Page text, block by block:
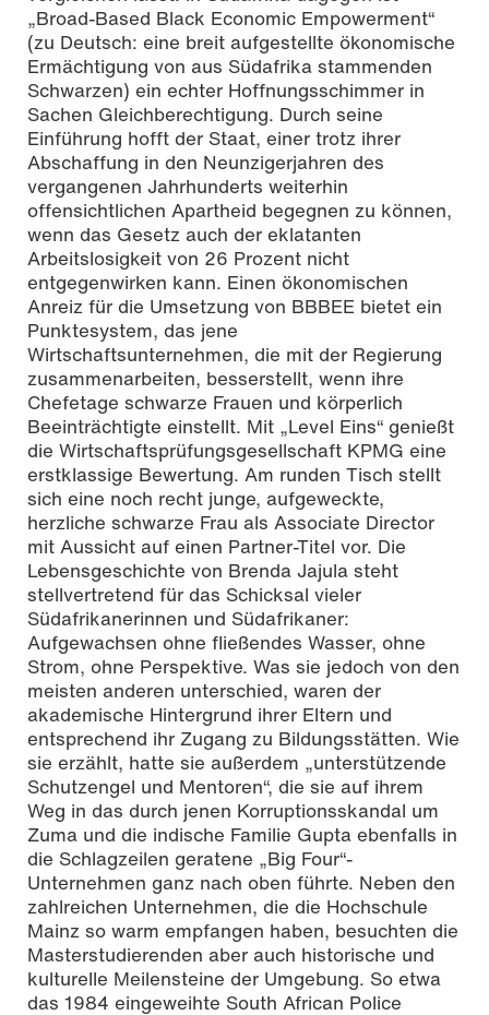
„Broad-Based Black Economic Empowerment“
(zu Deutsch: eine breit aufgestellte ökonomische
Ermächtigung von aus Südafrika stammenden
Schwarzen) ein echter Hoffnungsschimmer in
Sachen Gleichberechtigung. Durch seine
Einführung hofft der Staat, einer trotz ihrer
Abschaffung in den Neunzigerjahren des
vergangenen Jahrhunderts weiterhin
offensichtlichen Apartheid begegnen zu können,
wenn das Gesetz auch der eklatanten
Arbeitslosigkeit von 26 Prozent nicht
entgegenwirken kann. Einen ökonomischen
Anreiz für die Umsetzung von BBBEE bietet ein
Punktesystem, das jene
Wirtschaftsunternehmen, die mit der Regierung
zusammenarbeiten, besserstellt, wenn ihre
Chefetage schwarze Frauen und körperlich
Beeinträchtigte einstellt. Mit „Level Eins“ genießt
die Wirtschaftsprüfungsgesellschaft KPMG eine
erstklassige Bewertung. Am runden Tisch stellt
sich eine noch recht junge, aufgeweckte,
herzliche schwarze Frau als Associate Director
mit Aussicht auf einen Partner-Titel vor. Die
Lebensgeschichte von Brenda Jajula steht
stellvertretend für das Schicksal vieler
Südafrikanerinnen und Südafrikaner:
Aufgewachsen ohne fließendes Wasser, ohne
Strom, ohne Perspektive. Was sie jedoch von den
meisten anderen unterschied, waren der
akademische Hintergrund ihrer Eltern und
entsprechend ihr Zugang zu Bildungsstätten. Wie
sie erzählt, hatte sie außerdem „unterstützende
Schutzengel und Mentoren“, die sie auf ihrem
Weg in das durch jenen Korruptionsskandal um
Zuma und die indische Familie Gupta ebenfalls in
die Schlagzeilen geratene „Big Four“-
Unternehmen ganz nach oben führte. Neben den
zahlreichen Unternehmen, die die Hochschule
Mainz so warm empfangen haben, besuchten die
Masterstudierenden aber auch historische und
kulturelle Meilensteine der Umgebung. So etwa
das 1984 eingeweihte South African Police